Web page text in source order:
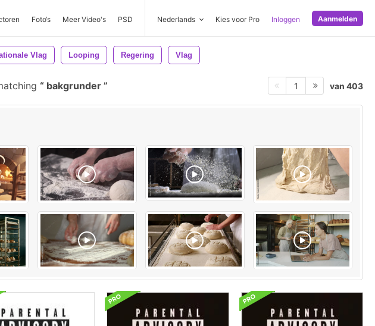
Foto‘s Meer Video's PSD Nederlands Kies voor Pro Inloggen Aanmelden
Vlag Looping Regering Vlag
bakgrunder 1 van 403